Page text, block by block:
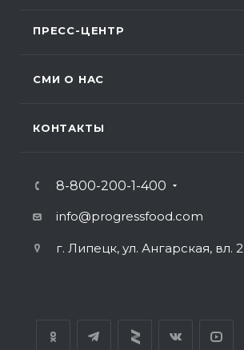
ПРЕСС-ЦЕНТР
СМИ О НАС
КОНТАКТЫ
8-800-200-1-400
info@progressfood.com
г. Липецк, ул. Ангарская, вл. 2